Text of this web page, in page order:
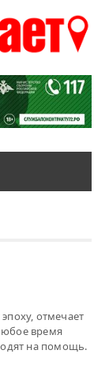
отмечает
время
на помощь.